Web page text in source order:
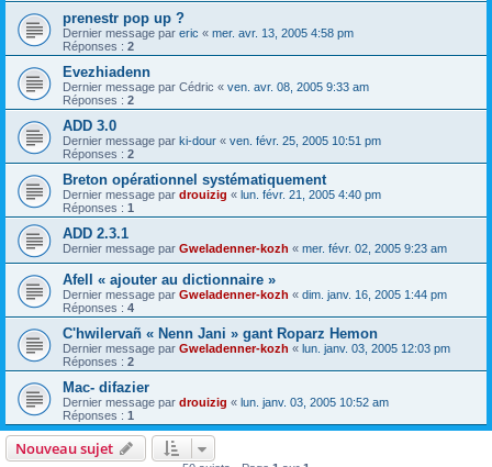
prenestr pop up ?
Dernier message par eric « mer. avr. 13, 2005 4:58 pm
Réponses : 2
Evezhiadenn
Dernier message par Cédric « ven. avr. 08, 2005 9:33 am
Réponses : 2
ADD 3.0
Dernier message par ki-dour « ven. févr. 25, 2005 10:51 pm
Réponses : 2
Breton opérationnel systématiquement
Dernier message par drouizig « lun. févr. 21, 2005 4:40 pm
Réponses : 1
ADD 2.3.1
Dernier message par Gweladenner-kozh « mer. févr. 02, 2005 9:23 am
Afell « ajouter au dictionnaire »
Dernier message par Gweladenner-kozh « dim. janv. 16, 2005 1:44 pm
Réponses : 4
C'hwilervañ « Nenn Jani » gant Roparz Hemon
Dernier message par Gweladenner-kozh « lun. janv. 03, 2005 12:03 pm
Réponses : 2
Mac- difazier
Dernier message par drouizig « lun. janv. 03, 2005 10:52 am
Réponses : 1
Nouveau sujet